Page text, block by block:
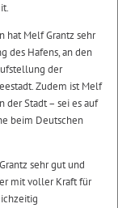
hat Melf Grantz sehr
des Hafens, an den
der
Zudem ist Melf
der Stadt – sei es auf
beim Deutschen
sehr gut und
mit voller Kraft für